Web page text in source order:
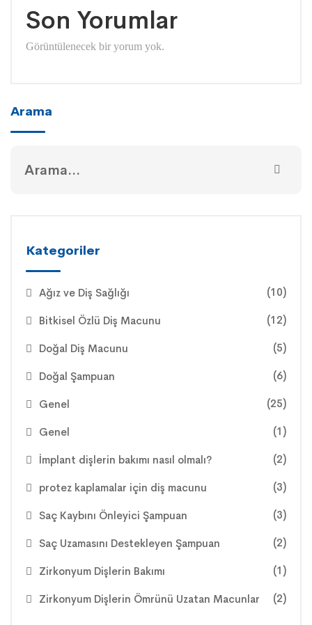
Son Yorumlar
Görüntülenecek bir yorum yok.
Arama
Kategoriler
Ağız ve Diş Sağlığı (10)
Bitkisel Özlü Diş Macunu (12)
Doğal Diş Macunu (5)
Doğal Şampuan (6)
Genel (25)
Genel (1)
İmplant dişlerin bakımı nasıl olmalı? (2)
protez kaplamalar için diş macunu (3)
Saç Kaybını Önleyici Şampuan (3)
Saç Uzamasını Destekleyen Şampuan (2)
Zirkonyum Dişlerin Bakımı (1)
Zirkonyum Dişlerin Ömrünü Uzatan Macunlar (2)